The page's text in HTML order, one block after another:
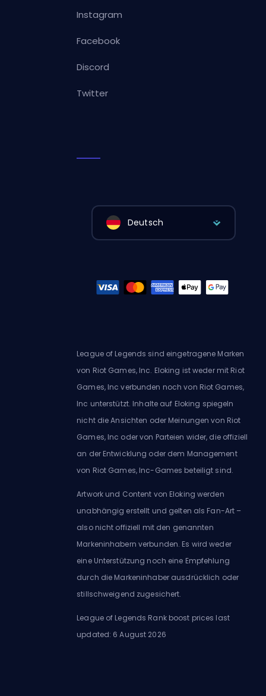
Instagram
Facebook
Discord
Twitter
Deutsch
League of Legends sind eingetragene Marken
von Riot Games, Inc. Eloking ist weder mit Riot
Games, Inc verbunden noch von Riot Games,
Inc unterstützt. Inhalte auf Eloking spiegeln
nicht die Ansichten oder Meinungen von Riot
Games, Inc oder von Parteien wider, die offiziell
an der Entwicklung oder dem Management
von Riot Games, Inc-Games beteiligt sind.
Artwork und Content von Eloking werden
unabhängig erstellt und gelten als Fan-Art –
also nicht offiziell mit den genannten
Markeninhabern verbunden. Es wird weder
eine Unterstützung noch eine Empfehlung
durch die Markeninhaber ausdrücklich oder
stillschweigend zugesichert.
League of Legends Rank boost prices last
updated: 6 August 2026